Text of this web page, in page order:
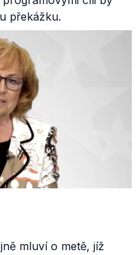
překážku.
mluví o metě, jíž